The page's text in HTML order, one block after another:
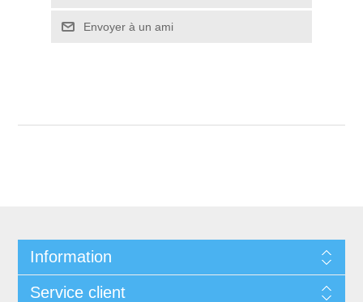
Envoyer à un ami
Information
Service client